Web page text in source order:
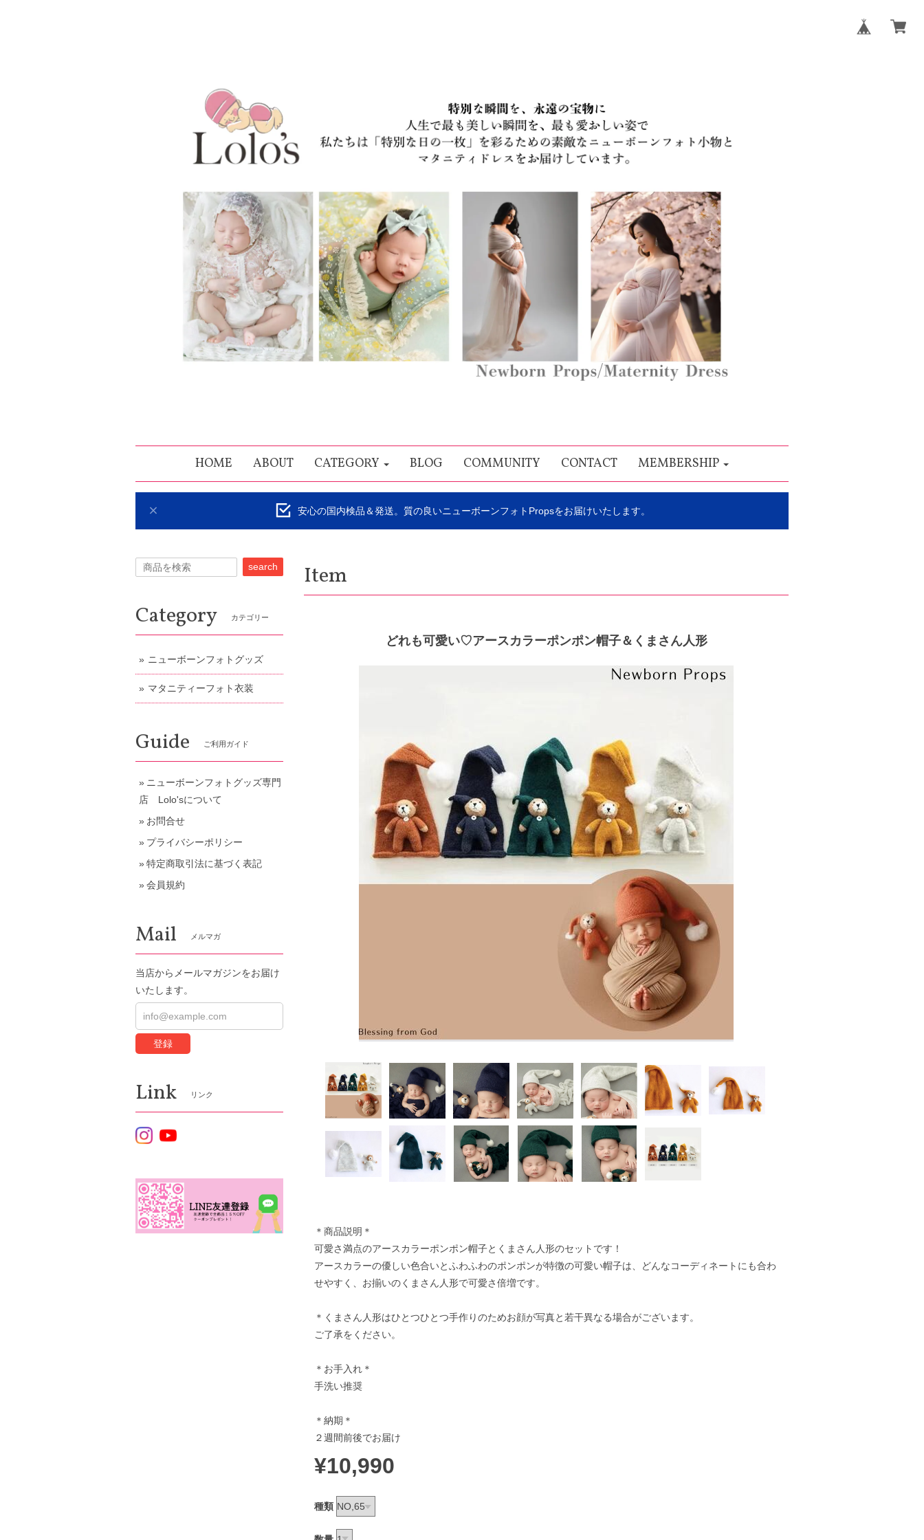
HOME ABOUT CATEGORY BLOG COMMUNITY CONTACT MEMBERSHIP
安心の国内検品＆発送。質の良いニューボーンフォトPropsをお届けいたします。
Item
どれも可愛い♡アースカラーポンポン帽子＆くまさん人形
＊商品説明＊
可愛さ満点のアースカラーポンポン帽子とくまさん人形のセットです！
アースカラーの優しい色合いとふわふわのポンポンが特徴の可愛い帽子は、どんなコーディネートにも合わ
せやすく、お揃いのくまさん人形で可愛さ倍増です。
＊くまさん人形はひとつひとつ手作りのためお顔が写真と若干異なる場合がございます。
ご了承をください。
＊お手入れ＊
手洗い推奨
＊納期＊
２週間前後でお届け
¥10,990
種類
search
Category カテゴリー
ニューボーンフォトグッズ
マタニティーフォト衣装
Guide ご利用ガイド
ニューボーンフォトグッズ専門
店 Lolo'sについて
お問合せ
プライバシーポリシー
特定商取引法に基づく表記
会員規約
Mail メルマガ
当店からメールマガジンをお届け
いたします。
登録
Link リンク